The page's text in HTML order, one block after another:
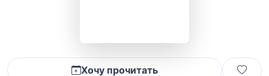
Хочу прочитать